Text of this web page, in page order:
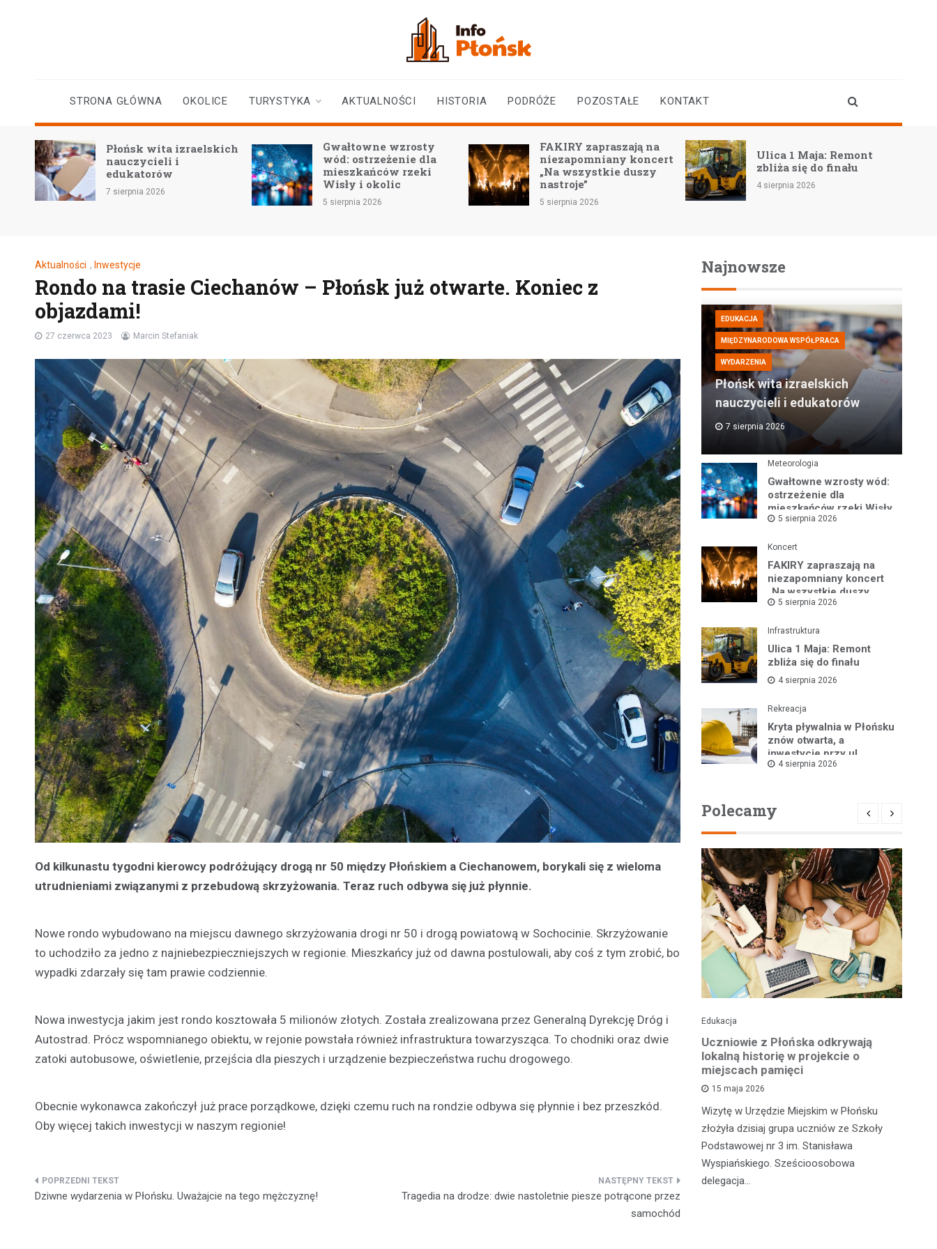
STRONA GŁÓWNA OKOLICE TURYSTYKA AKTUALNOŚCI HISTORIA PODRÓŻE POZOSTAŁE KONTAKT
Płońsk wita izraelskich
nauczycieli i
edukatorów
7 sierpnia 2026
Gwałtowne wzrosty
wód: ostrzeżenie dla
mieszkańców rzeki
Wisły i okolic
5 sierpnia 2026
FAKIRY zapraszają na
niezapomniany koncert
„Na wszystkie duszy
nastroje”
5 sierpnia 2026
Ulica 1 Maja: Remont
zbliża się do finału
4 sierpnia 2026
Aktualności , Inwestycje
Rondo na trasie Ciechanów – Płońsk już otwarte. Koniec z
objazdami!
27 czerwca 2023 Marcin Stefaniak
Od kilkunastu tygodni kierowcy podróżujący drogą nr 50 między Płońskiem a Ciechanowem, borykali się z wieloma
utrudnieniami związanymi z przebudową skrzyżowania. Teraz ruch odbywa się już płynnie.
Nowe rondo wybudowano na miejscu dawnego skrzyżowania drogi nr 50 i drogą powiatową w Sochocinie. Skrzyżowanie
to uchodziło za jedno z najniebezpieczniejszych w regionie. Mieszkańcy już od dawna postulowali, aby coś z tym zrobić, bo
wypadki zdarzały się tam prawie codziennie.
Nowa inwestycja jakim jest rondo kosztowała 5 milionów złotych. Została zrealizowana przez Generalną Dyrekcję Dróg i
Autostrad. Prócz wspomnianego obiektu, w rejonie powstała również infrastruktura towarzysząca. To chodniki oraz dwie
zatoki autobusowe, oświetlenie, przejścia dla pieszych i urządzenie bezpieczeństwa ruchu drogowego.
Obecnie wykonawca zakończył już prace porządkowe, dzięki czemu ruch na rondzie odbywa się płynnie i bez przeszkód.
Oby więcej takich inwestycji w naszym regionie!
Nawigacja
Dziwne wydarzenia w Płońsku. Uważajcie na tego mężczyznę!
Tragedia na drodze: dwie nastoletnie piesze potrącone przez
samochód
Najnowsze
EDUKACJA
MIĘDZYNARODOWA WSPÓŁPRACA
WYDARZENIA
Płońsk wita izraelskich
nauczycieli i edukatorów
7 sierpnia 2026
Meteorologia
Gwałtowne wzrosty wód:
ostrzeżenie dla
mieszkańców rzeki Wisły
i okolic
5 sierpnia 2026
Koncert
FAKIRY zapraszają na
niezapomniany koncert
„Na wszystkie duszy
nastroje”
5 sierpnia 2026
Infrastruktura
Ulica 1 Maja: Remont
zbliża się do finału
4 sierpnia 2026
Rekreacja
Kryta pływalnia w Płońsku
znów otwarta, a
inwestycje przy ul.
Kopernika w toku
4 sierpnia 2026
Polecamy
Aktualności
Odnowienie historycznego pomnika
w Gralewie
atmosferą w Starym Gralewie. To właśnie
Edukacja
Uczniowie z Płońska odkrywają
lokalną historię w projekcie o
miejscach pamięci
15 maja 2026
Wizytę w Urzędzie Miejskim w Płońsku
złożyła dzisiaj grupa uczniów ze Szkoły
Podstawowej nr 3 im. Stanisława
Wyspiańskiego. Sześcioosobowa
delegacja…